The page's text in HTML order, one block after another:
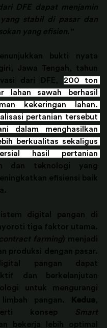
DFE dapat menjamin
stabil di pasar dan
yang efisien."
bukti nyata
Jawa Tengah, tahun
dari DFE, 200 ton
sawah berhasil
kekeringan lahan.
pertanian tersebut
dalam menghasilkan
berkualitas sekaligus
hasil pertanian
dan teknologi yang
efisiensi baik
digital pangan di
contract farming) menjadi
produksi dengan pasar.
pangan dapat
dan berkelanjutan
untuk mengurangi
pangan.
Kedua,
konsep
Smart
bekerja lebih optimal